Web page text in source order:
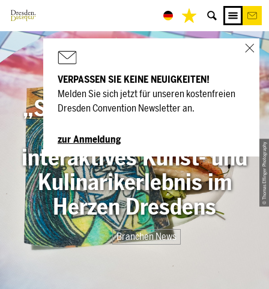
VERPASSEN SIE KEINE NEUIGKEITEN!
Melden Sie sich jetzt für unseren kostenfreien
Dresden Convention Newsletter an.
zur Anmeldung
© Thomas Effinger Photography
„Seven Paintings – The
Art of Dining“: Ein
interaktives Kunst- und
Kulinarikerlebnis im
Herzen Dresdens
Branchen News